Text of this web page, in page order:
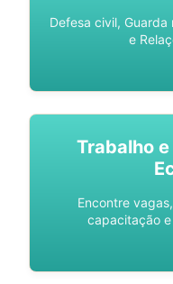
Defesa civil,
e
Trabalho
Encontre
capacitação